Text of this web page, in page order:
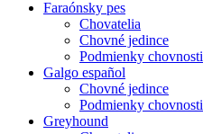
Faraónsky pes
Chovatelia
Chovné jedince
Podmienky chovnosti
Galgo español
Chovné jedince
Podmienky chovnosti
Greyhound